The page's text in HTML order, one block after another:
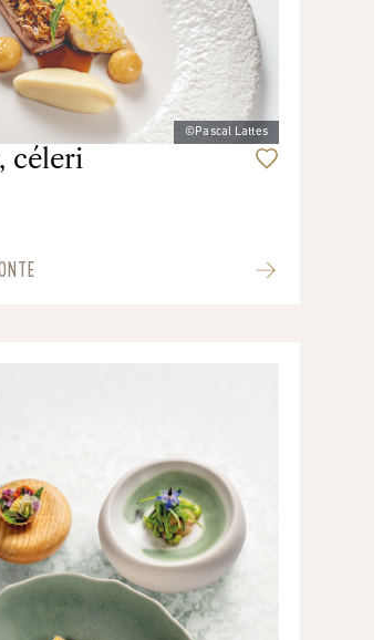
©Pascal Lattes
céleri